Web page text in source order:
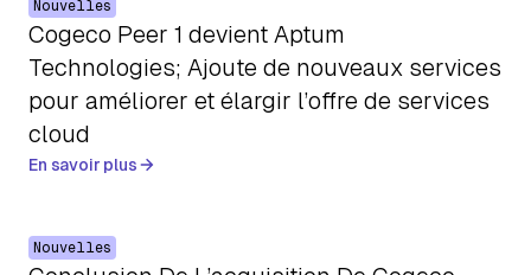
Nouvelles
Cogeco Peer 1 devient Aptum
Technologies; Ajoute de nouveaux services
pour améliorer et élargir l’offre de services
cloud
En savoir plus
Nouvelles